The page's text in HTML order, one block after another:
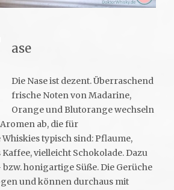
ase
Die Nase ist dezent. Überraschend
frische Noten von Madarine,
Orange und Blutorange wechseln
ab, die für
typisch sind: Pflaume,
vielleicht Schokolade. Dazu
honigartige Süße. Die Gerüche
und können durchaus mit